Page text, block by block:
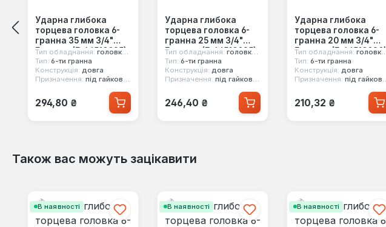
Ударна глибока
торцева головка 6-
гранна 35 мм 3/4"
Forsage (F-46510035)
Тип обладнання: головка ударна
Тип: 6-ти гранна
Конструкція: довга
Призначення: під гайковерт
Звичайна ціна:
294,80 ₴
Ударна глибока
торцева головка 6-
гранна 25 мм 3/4"
Forsage (F-46510025)
Тип обладнання: головка ударна
Тип: 6-ти гранна
Конструкція: довга
Призначення: під гайковерт
Звичайна ціна:
246,40 ₴
Ударна глибока
торцева головка 6-
гранна 20 мм 3/4"
Forsage (F-46510020)
Тип обладнання: головка ударна
Тип: 6-ти гранна
Конструкція: довга
Призначення: під гайковерт
Звичайна ціна:
210,32 ₴
Також вас можуть зацікавити
В наявності В наявності В наявності